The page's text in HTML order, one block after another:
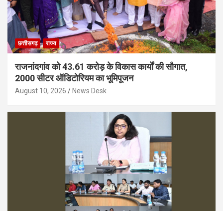
छत्तीसगढ़ राज्य
राजनांदगांव को 43.61 करोड़ के विकास कार्यों की सौगात,
2000 सीटर ऑडिटोरियम का भूमिपूजन
August 10, 2026 News Desk